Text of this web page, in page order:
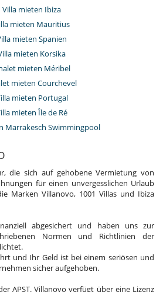
Villa mieten Ibiza
mieten Mauritius
mieten Spanien
mieten Korsika
mieten Méribel
mieten Courchevel
mieten Portugal
mieten Île de Ré
Marrakesch Swimmingpool
die sich auf gehobene Vermietung von
für einen unvergesslichen Urlaub
Marken Villanovo, 1001 Villas und Ibiza
abgesichert und haben uns zur
Normen und Richtlinien der
und Ihr Geld ist bei einem seriösen und
sicher aufgehoben.
APST. Villanovo verfügt über eine Lizenz